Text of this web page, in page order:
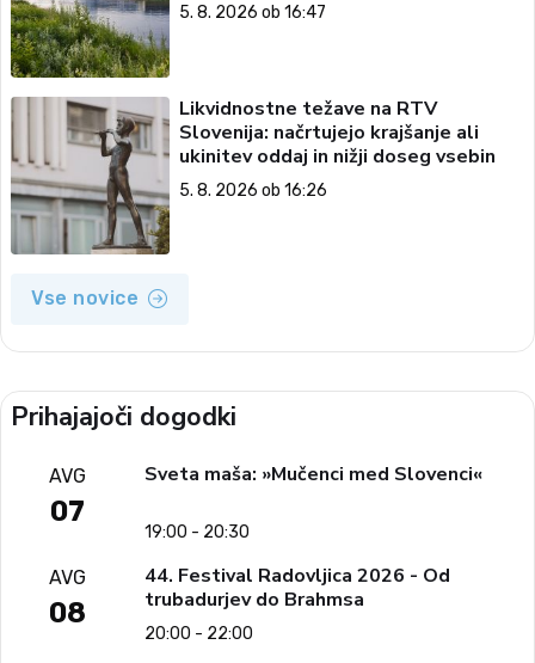
5. 8. 2026 ob 16:47
Likvidnostne težave na RTV
Slovenija: načrtujejo krajšanje ali
ukinitev oddaj in nižji doseg vsebin
5. 8. 2026 ob 16:26
Vse novice
Prihajajoči dogodki
AVG
07
Sveta maša: »Mučenci med Slovenci«
19:00 - 20:30
AVG
08
44. Festival Radovljica 2026 - Od
trubadurjev do Brahmsa
20:00 - 22:00